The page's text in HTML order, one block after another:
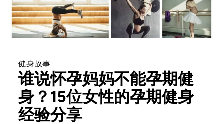
健身故事
谁说怀孕妈妈不能孕期健
身？15位女性的孕期健身
经验分享